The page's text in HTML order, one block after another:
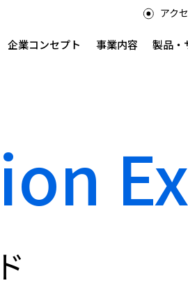
アク
企業コンセプト 事業内容 製品・